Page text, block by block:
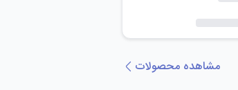
مشاهده محصولات